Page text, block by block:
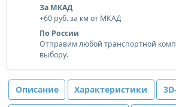
За МКАД
+60 руб. за км от МКАД
По России
Отправим любой транспортной
выбору.
Описание Характеристики